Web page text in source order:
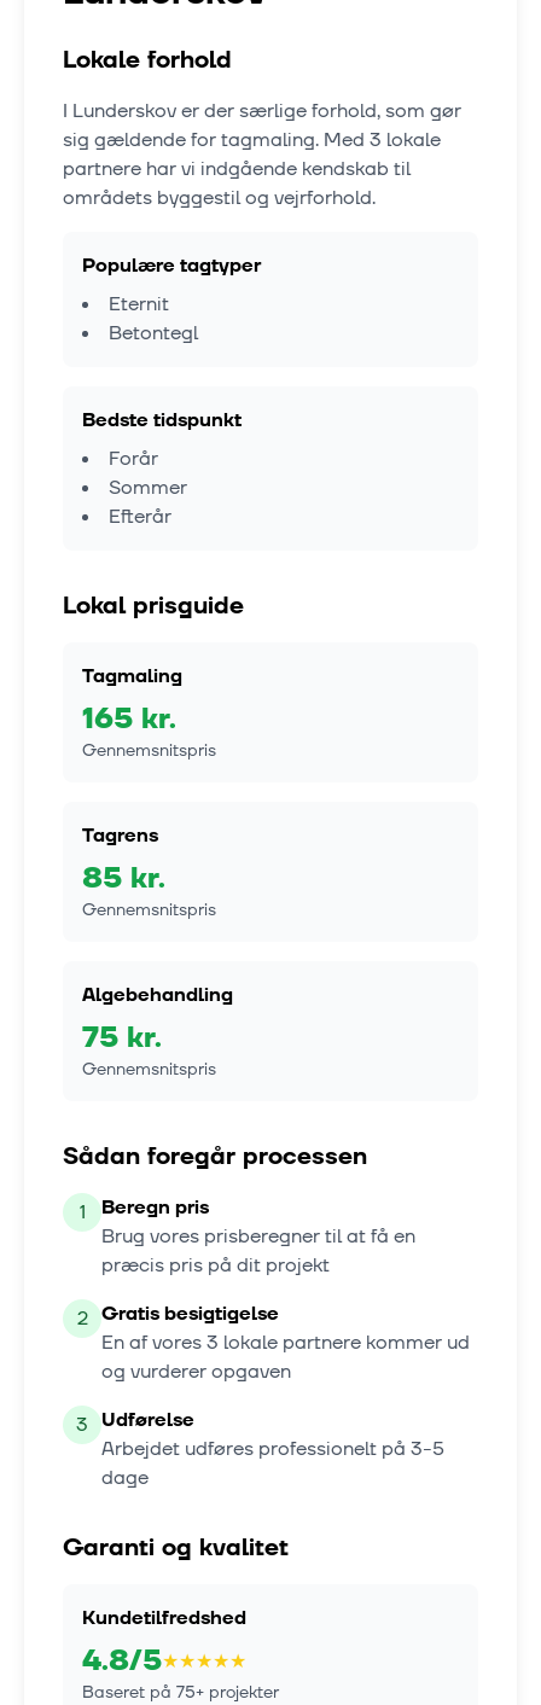
Lokale forhold
I Lunderskover der særlige forhold, som gør
sig gældende for tagmaling. Med 3 lokale
partnere har vi indgående kendskab til
områdets byggestil og vejrforhold.
Populære tagtyper
Eternit
Betontegl
Bedste tidspunkt
Forår
Sommer
Efterår
Lokal prisguide
Tagmaling
165 kr.
Gennemsnitspris
Tagrens
85 kr.
Gennemsnitspris
Algebehandling
75 kr.
Gennemsnitspris
Sådan foregår processen
1
Beregn pris
Brug vores prisberegner til at få en
præcis pris på dit projekt
2 Gratis besigtigelse
En af vores3 lokale partnere kommer ud
og vurderer opgaven
3 Udførelse
Arbejdet udføres professionelt på 3-5
dage
Garanti og kvalitet
Kundetilfredshed
4.8/5★★★★★
Baseret på 75+ projekter